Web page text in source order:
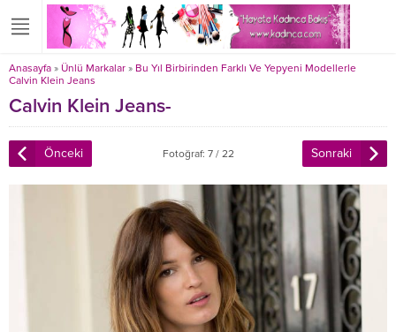
Anasayfa » Ünlü Markalar » Bu Yıl Birbirinden Farklı Ve Yepyeni Modellerle
Calvin Klein Jeans
Calvin Klein Jeans-
Önceki Fotoğraf: 7 / 22 Sonraki